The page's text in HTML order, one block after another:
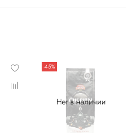
Нет в наличии
-45%